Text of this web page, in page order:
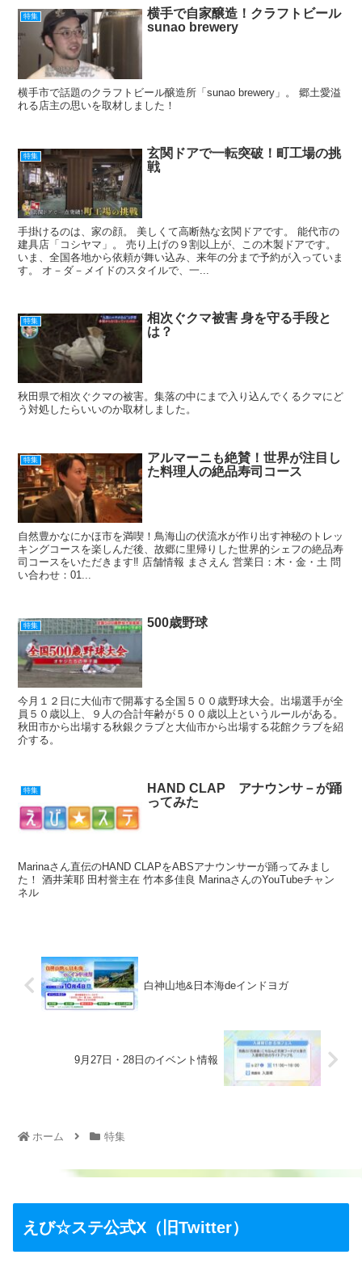
k
特集
横手で自家醸造！クラフトビール
sunao brewery
横手市で話題のクラフトビール醸造所「sunao brewery」。 郷土愛溢
れる店主の思いを取材しました！
特集
玄関ドアで一転突破！町工場の挑
戦
手掛けるのは、家の顔。 美しくて高断熱な玄関ドアです。 能代市の
建具店「コシヤマ」。 売り上げの９割以上が、この木製ドアです。
いま、全国各地から依頼が舞い込み、来年の分まで予約が入っていま
す。 オ－ダ－メイドのスタイルで、一...
特集
相次ぐクマ被害 身を守る手段と
は？
秋田県で相次ぐクマの被害。集落の中にまで入り込んでくるクマにど
う対処したらいいのか取材しました。
特集
アルマーニも絶賛！世界が注目し
た料理人の絶品寿司コース
自然豊かなにかほ市を満喫！鳥海山の伏流水が作り出す神秘のトレッ
キングコースを楽しんだ後、故郷に里帰りした世界的シェフの絶品寿
司コースをいただきます‼ 店舗情報 まさえん 営業日：木・金・土 問
い合わせ：01...
特集 500歳野球
今月１２日に大仙市で開幕する全国５００歳野球大会。出場選手が全
員５０歳以上、９人の合計年齢が５００歳以上というルールがある。
秋田市から出場する秋銀クラブと大仙市から出場する花館クラブを紹
介する。
特集
HAND CLAP アナウンサ－が踊
ってみた
Marinaさん直伝のHAND CLAPをABSアナウンサーが踊ってみまし
た！ 酒井茉耶 田村誉主在 竹本多佳良 MarinaさんのYouTubeチャン
ネル
白神山地&日本海deインドヨガ
9月27日・28日のイベント情報
ホーム 特集
えび☆ステ公式X（旧Twitter）